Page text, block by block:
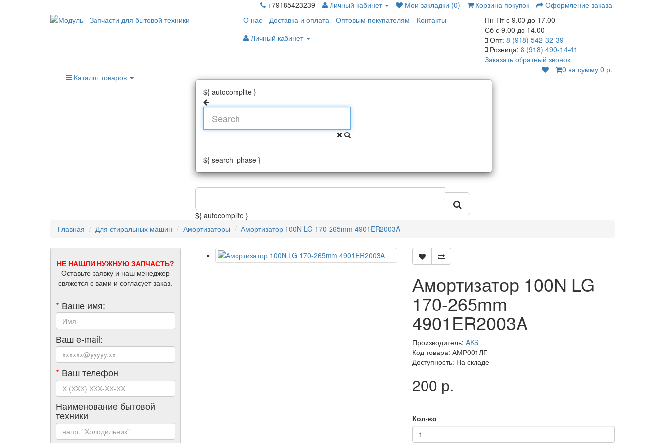
+79185423239 Личный кабинет Мои закладки (0) Корзина покупок
Оформление заказа
О нас
Доставка и оплата Оптовым покупателям
Контакты
Личный кабинет
Пн-Пт с 9.00 до 17.00
Сб с 9.00 до 14.00
Опт: 8 (918) 542-32-39
Розница: 8 (918) 490-14-41
Заказать обратный звонок
Каталог товаров
${ autocomplite }
${ search_phase }
${ autocomplite }
0 на сумму 0 р.
Главная Для стиральных машин Амортизаторы Амортизатор 100N LG 170-265mm 4901ER2003A
НЕ НАШЛИ НУЖНУЮ ЗАПЧАСТЬ?
Оставьте заявку и наш менеджер
свяжется с вами и согласует заказ.
* Ваше имя:
Ваш e-mail:
* Ваш телефон
Наименование бытовой
техники
Амортизатор 100N LG
170-265mm
4901ER2003A
Производитель:AKS
Код товара: АМР001ЛГ
Доступность: На складе
200 р.
Кол-во